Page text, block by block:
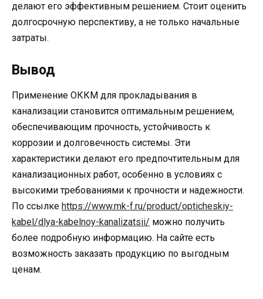
делают его эффективным решением. Стоит оценить
долгосрочную перспективу, а не только начальные
затраты.
Вывод
Применение ОККМ для прокладывания в
канализации становится оптимальным решением,
обеспечивающим прочность, устойчивость к
коррозии и долговечность системы. Эти
характеристики делают его предпочтительным для
канализационных работ, особенно в условиях с
высокими требованиями к прочности и надежности.
По ссылке https://www.mk-f.ru/product/opticheskiy-
kabel/dlya-kabelnoy-kanalizatsii/ можно получить
более подробную информацию. На сайте есть
возможность заказать продукцию по выгодным
ценам.